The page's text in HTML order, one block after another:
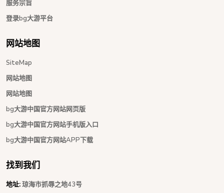
服务宗旨
登录bg大游平台
网站地图
SiteMap
网站地图
网站地图
bg大游中国官方网站网页版
bg大游中国官方网站手机版入口
bg大游中国官方网站APP下载
找到我们
地址:琼海市抓辱之地43号